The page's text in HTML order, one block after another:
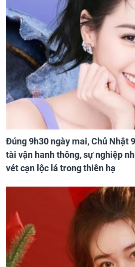
Đúng 9h30 ngày mai, Chủ Nhật
tài vận hanh thông, sự nghiệp
vét cạn lộc lá trong thiên hạ